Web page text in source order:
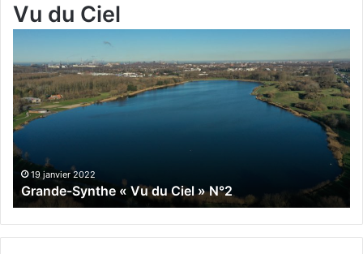
Vu du Ciel
« Vu
du
Ciel »
N°2
19 janvier 2022
Grande-Synthe « Vu du Ciel » N°2
«
du